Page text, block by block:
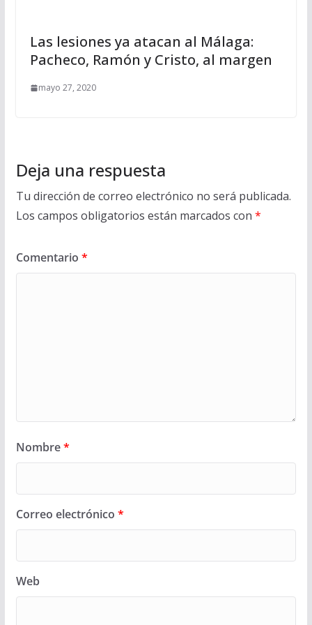
Las lesiones ya atacan al Málaga:
Pacheco, Ramón y Cristo, al margen
mayo 27, 2020
Deja una respuesta
Tu dirección de correo electrónico no será publicada.
Los campos obligatorios están marcados con *
Comentario *
Nombre*
Correo electrónico *
Web